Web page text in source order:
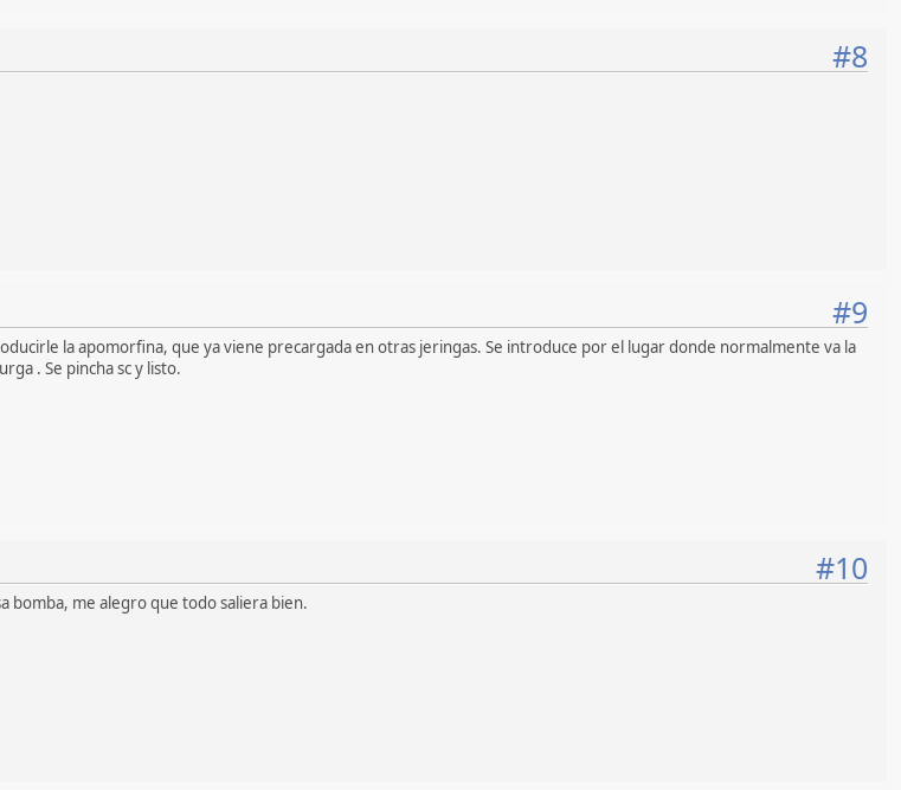
#8
#9
la apomorfina, que ya viene precargada en otras jeringas. Se introduce por el lugar donde normalmente va la
. Se pincha sc y listo.
#10
bomba, me alegro que todo saliera bien.